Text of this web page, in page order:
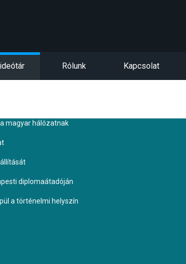
Rólunk Kapcsolat
magyar hálózatnak
diplomaátadóján
a történelmi helyszín